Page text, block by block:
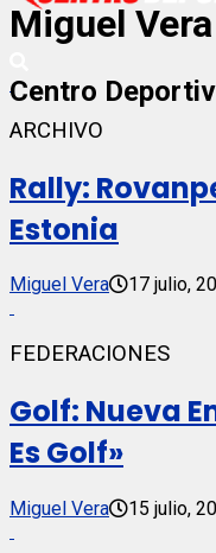
Centro
Miguel Vera
ARCHIVO
Rally:
Estonia
Miguel Vera 17 julio,
FEDERACIONES
Golf: Nueva
Es Golf»
Miguel Vera 15 julio,